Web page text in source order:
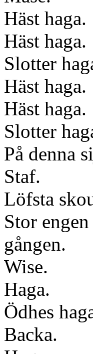
Häst haga.
Häst haga.
Slotter
Häst haga.
Häst haga.
Slotter
På denna
Staf.
Löfsta
Stor
gången.
Wise.
Haga.
Ödhes
Backa.